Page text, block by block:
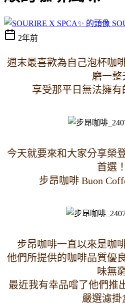
2年前
週末最喜歡為自己泡杯咖
磨一整
享受那平日無法擁
今天就要來和大家分享榮
首選！
步昂咖啡 Buon
步昂咖啡一直以來是咖
他們所提供的咖啡品質優
味無
最近我有幸品嚐了他們推
嚴選濾掛